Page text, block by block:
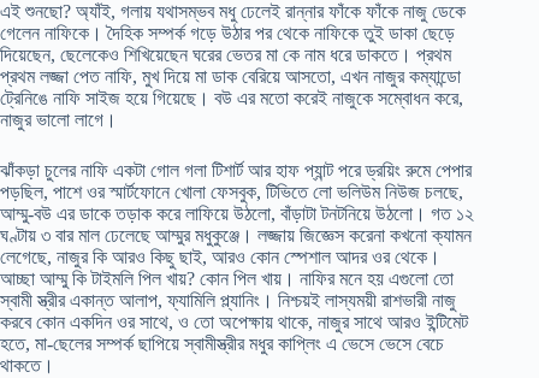
এই শুনছো? অ্যাঁই, গলায় যথাসম্ভব মধু ঢেলেই রান্নার ফাঁকে ফাঁকে নাজু ডেকে
গেলেন নাফিকে। দৈহিক সম্পর্ক গড়ে উঠার পর থেকে নাফিকে তুই ডাকা ছেড়ে
দিয়েছেন, ছেলেকেও শিখিয়েছেন ঘরের ভেতর মা কে নাম ধরে ডাকতে। প্রথম
প্রথম লজ্জা পেত নাফি, মুখ দিয়ে মা ডাক বেরিয়ে আসতো, এখন নাজুর কম্যান্ডো
ট্রেনিঙে নাফি সাইজ হয়ে গিয়েছে। বউ এর মতো করেই নাজুকে সম্বোধন করে,
নাজুর ভালো লাগে।
ঝাঁকড়া চুলের নাফি একটা গোল গলা টিশার্ট আর হাফ প্যান্ট পরে ড্রয়িং রুমে পেপার
পড়ছিল, পাশে ওর স্মার্টফোনে খোলা ফেসবুক, টিভিতে লো ভলিউম নিউজ চলছে,
আম্মু-বউ এর ডাকে তড়াক করে লাফিয়ে উঠলো, বাঁড়াটা টনটনিয়ে উঠলো। গত ১২
ঘণ্টায় ৩ বার মাল ঢেলেছে আম্মুর মধুকুঞ্জে। লজ্জায় জিজ্ঞেস করেনা কখনো ক্যামন
লেগেছে, নাজুর কি আরও কিছু ছাই, আরও কোন স্পেশাল আদর ওর থেকে।
আচ্ছা আম্মু কি টাইমলি পিল খায়? কোন পিল খায়। নাফির মনে হয় এগুলো তো
স্বামী স্ত্রীর একান্ত আলাপ, ফ্যামিলি প্ল্যানিং। নিশ্চয়ই লাস্যময়ী রাশভারী নাজু
করবে কোন একদিন ওর সাথে, ও তো অপেক্ষায় থাকে, নাজুর সাথে আরও ইন্টিমেট
হতে, মা-ছেলের সম্পর্ক ছাপিয়ে স্বামীস্ত্রীর মধুর কাপ্লিং এ ভেসে ভেসে বেচে
থাকতে।